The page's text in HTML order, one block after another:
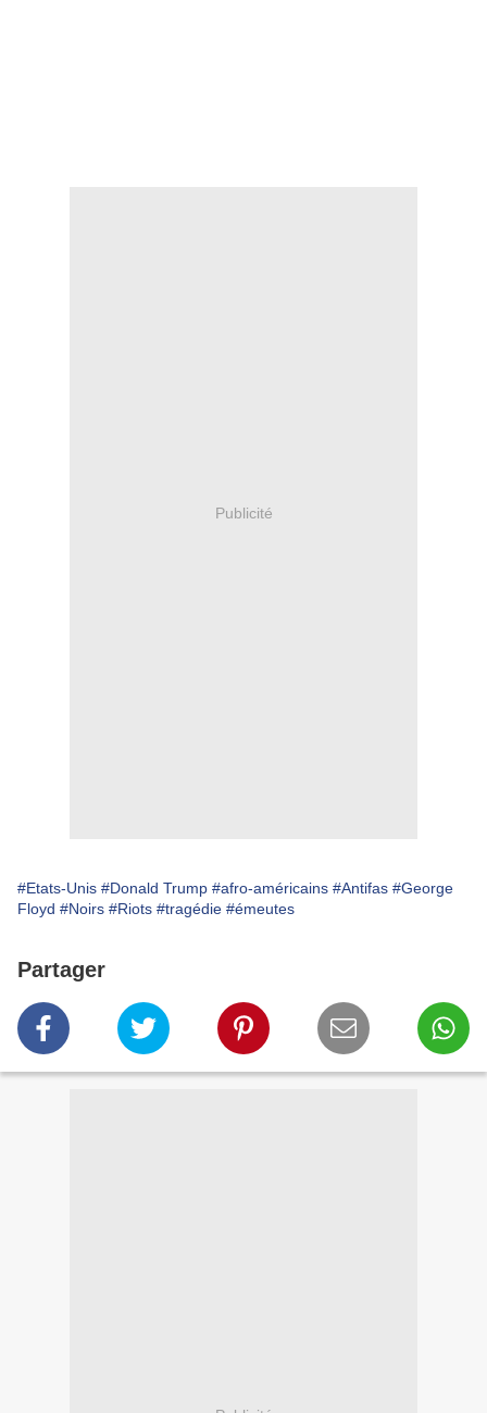
Publicité
#Etats-Unis #Donald Trump #afro-américains #Antifas #George
Floyd #Noirs #Riots #tragédie #émeutes
Partager